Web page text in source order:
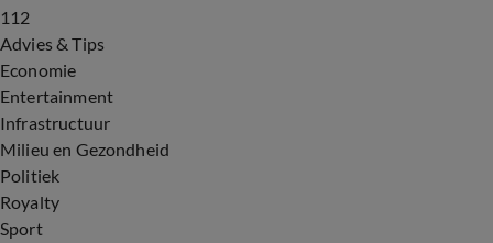
42:57
112
Advies & Tips
Economie
Entertainment
Infrastructuur
Milieu en Gezondheid
Politiek
Royalty
Sport